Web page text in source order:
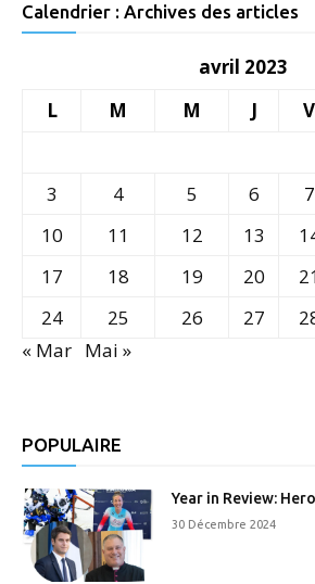
Calendrier : Archives des articles
avril 2023
L
M M J V
3
4 5 6 7
10
11 12 13
17
18 19 20
24
25 26 27
« Mar Mai »
POPULAIRE
Year in Review:
30 Décembre 2024